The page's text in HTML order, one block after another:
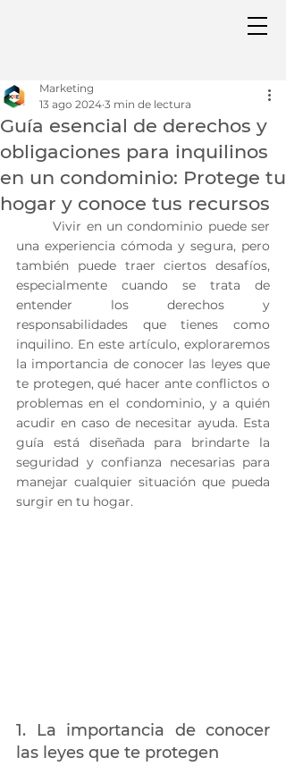
Guía esencial de derechos y
obligaciones para inquilinos
en un condominio: Protege tu
hogar y conoce tus recursos
Marketing
13 ago 2024 3 min de lectura
	Vivir en un condominio puede ser
una experiencia cómoda y segura, pero
también puede traer ciertos desafíos,
especialmente cuando se trata de
entender los derechos y
responsabilidades que tienes como
inquilino. En este artículo, exploraremos
la importancia de conocer las leyes que
te protegen, qué hacer ante conflictos o
problemas en el condominio, y a quién
acudir en caso de necesitar ayuda. Esta
guía está diseñada para brindarte la
seguridad y confianza necesarias para
manejar cualquier situación que pueda
surgir en tu hogar.
1. La importancia de conocer
las leyes que te protegen